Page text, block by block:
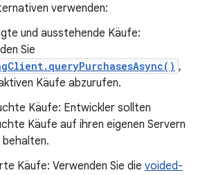
verwenden:
und ausstehende Käufe:
Sie
,
Käufe abzurufen.
Käufe: Entwickler sollten
Käufe auf ihren eigenen Servern
behalten.
Käufe: Verwenden Sie die voided-